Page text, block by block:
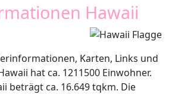
Hawaii
Karten, Links und
hat ca. 1211500 Einwohner.
beträgt ca. 16.649 tqkm. Die